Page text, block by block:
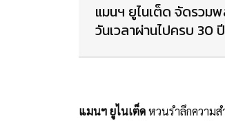
แมนฯ ยูไนเต็ด จัดรวม
วันเวลาผ่านไปครบ 30 ปี
แมนฯ ยูไนเต็ดหวนรำลึกความ